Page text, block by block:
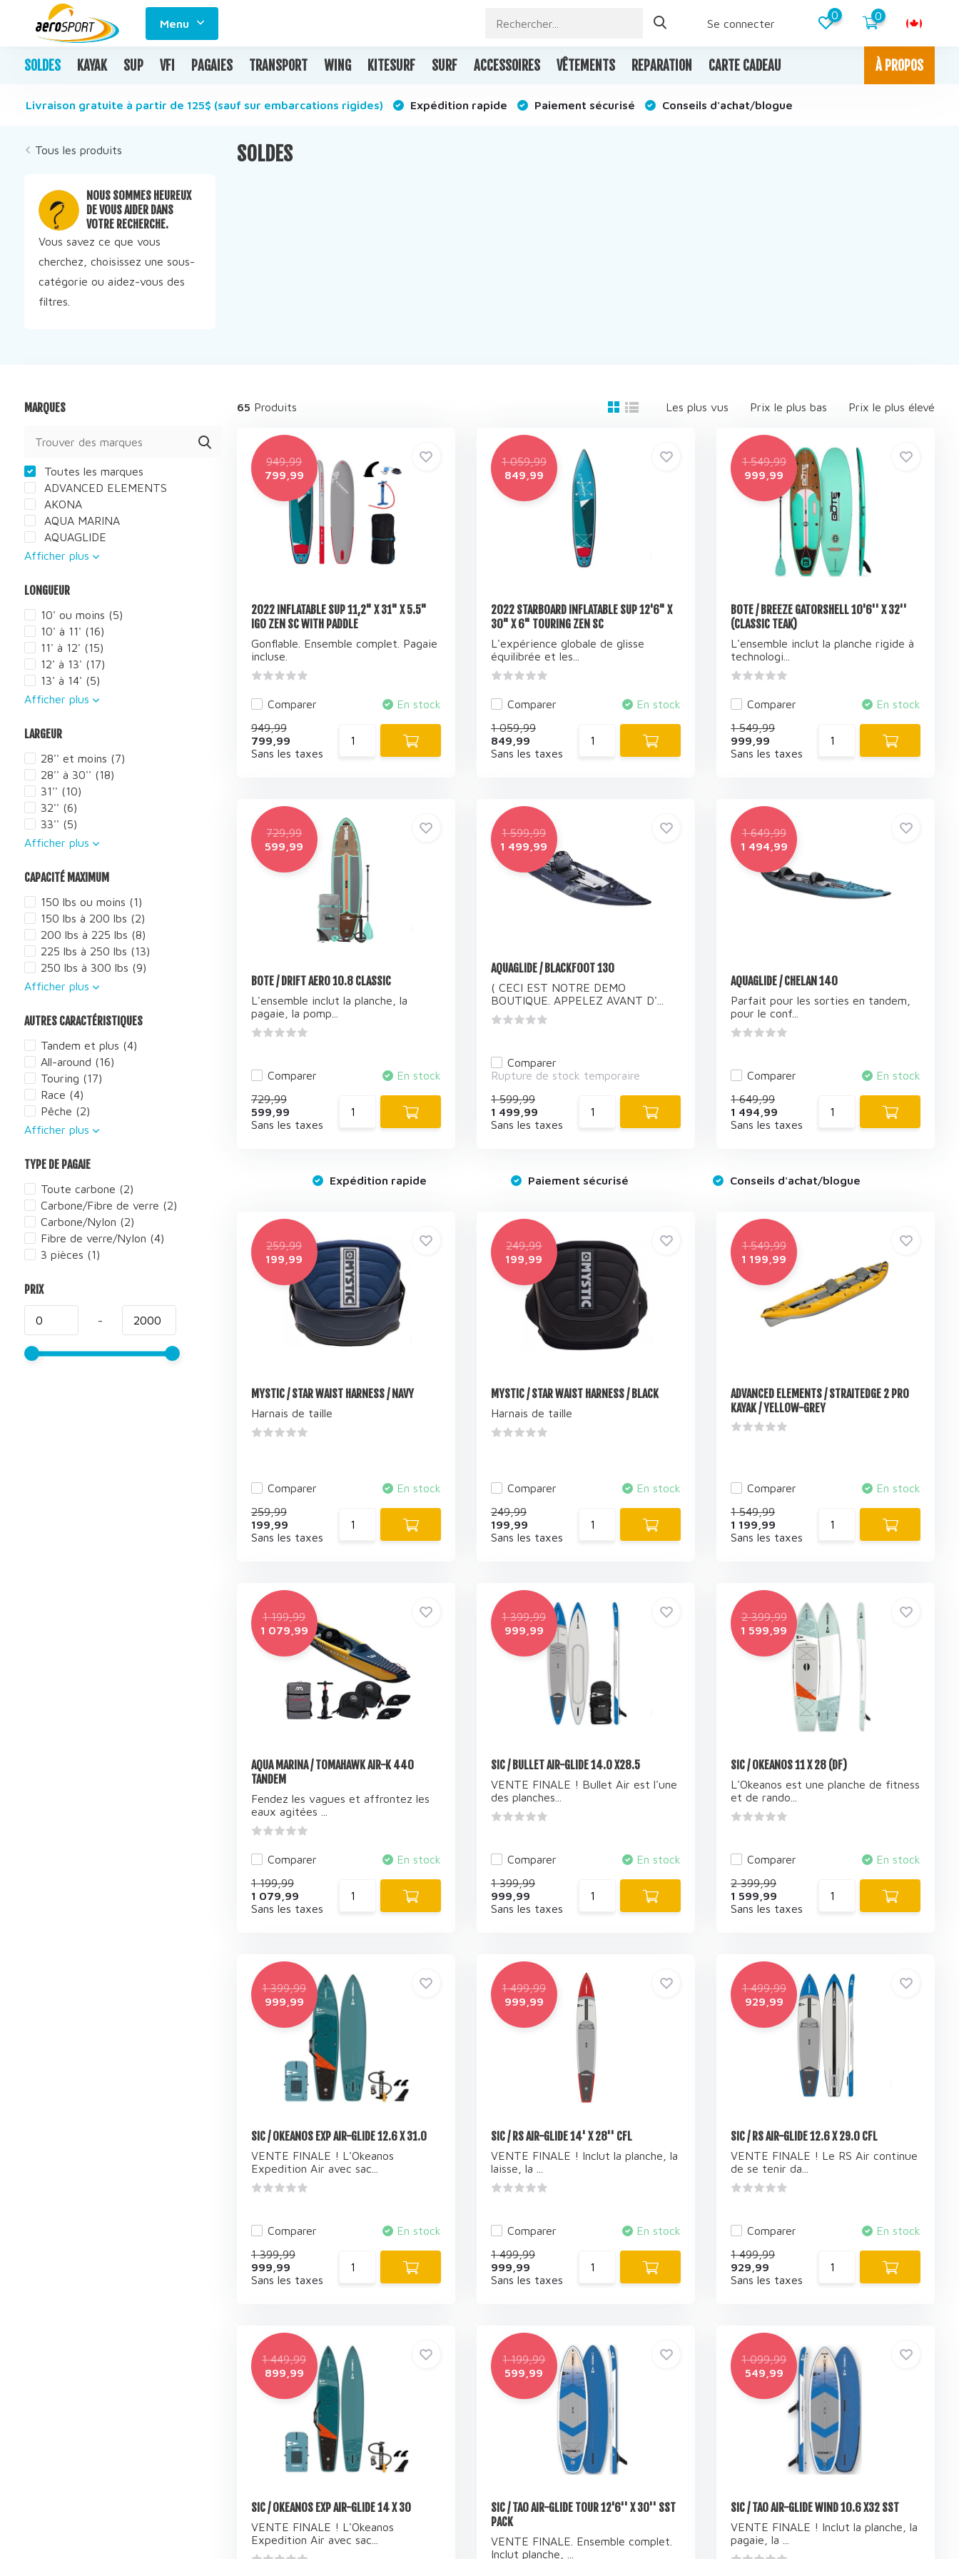
Menu Se connecter
0 0
SOLDES KAYAK SUP VFI PAGAIES TRANSPORT WING KITESURF SURF ACCESSOIRES VÊTEMENTS REPARATION CARTE CADEAU À PROPOS
Livraison gratuite à partir de 125$ (sauf sur embarcations rigides) Expédition rapide Paiement sécurisé Conseils d'achat/blogue
Tous les produits
NOUS SOMMES HEUREUX
DE VOUS AIDER DANS
VOTRE RECHERCHE.
Vous savez ce que vous
cherchez, choisissez une sous-
catégorie ou aidez-vous des
filtres.
SOLDES
MARQUES
Toutes les marques
ADVANCED ELEMENTS
AKONA
AQUA MARINA
AQUAGLIDE
Afficher plus
LONGUEUR
10' ou moins (5)
10' à 11' (16)
11' à 12' (15)
12' à 13' (17)
13' à 14' (5)
Afficher plus
LARGEUR
28'' et moins (7)
28'' à 30'' (18)
31'' (10)
32'' (6)
33'' (5)
Afficher plus
CAPACITÉ MAXIMUM
150 lbs ou moins (1)
150 lbs à 200 lbs (2)
200 lbs à 225 lbs (8)
225 lbs à 250 lbs (13)
250 lbs à 300 lbs (9)
Afficher plus
AUTRES CARACTÉRISTIQUES
Tandem et plus (4)
All-around (16)
Touring (17)
Race (4)
Pêche (2)
Afficher plus
TYPE DE PAGAIE
Toute carbone (2)
Carbone/Fibre de verre (2)
Carbone/Nylon (2)
Fibre de verre/Nylon (4)
3 pièces (1)
PRIX
-
65 Produits Les plus vus Prix le plus bas Prix le plus élevé
949,99
799,99
2022 INFLATABLE SUP 11,2" X 31" X 5.5"
IGO ZEN SC WITH PADDLE
Gonflable. Ensemble complet. Pagaie
incluse.
Comparer
En stock
949,99
799,99
Sans les taxes
1 059,99
849,99
2022 STARBOARD INFLATABLE SUP 12'6" X
30" X 6" TOURING ZEN SC
L'expérience globale de glisse
équilibrée et les...
Comparer
En stock
1 059,99
849,99
Sans les taxes
1 549,99
999,99
BOTE / BREEZE GATORSHELL 10'6'' X 32''
(CLASSIC TEAK)
L'ensemble inclut la planche rigide à
technologi...
Comparer
En stock
1 549,99
999,99
Sans les taxes
729,99
599,99
BOTE / DRIFT AERO 10.8 CLASSIC
L'ensemble inclut la planche, la
pagaie, la pomp...
Comparer
En stock
729,99
599,99
Sans les taxes
1 599,99
1 499,99
AQUAGLIDE / BLACKFOOT 130
( CECI EST NOTRE DEMO
BOUTIQUE. APPELEZ AVANT D'...
Comparer
Rupture de stock temporaire
1 599,99
1 499,99
Sans les taxes
1 649,99
1 494,99
AQUAGLIDE / CHELAN 140
Parfait pour les sorties en tandem,
pour le conf...
Comparer
En stock
1 649,99
1 494,99
Sans les taxes
Expédition rapide Paiement sécurisé Conseils d'achat/blogue
259,99
199,99
MYSTIC / STAR WAIST HARNESS / NAVY
Harnais de taille
Comparer
En stock
259,99
199,99
Sans les taxes
249,99
199,99
MYSTIC / STAR WAIST HARNESS / BLACK
Harnais de taille
Comparer
En stock
249,99
199,99
Sans les taxes
1 549,99
1 199,99
ADVANCED ELEMENTS / STRAITEDGE 2 PRO
KAYAK / YELLOW-GREY
Comparer
En stock
1 549,99
1 199,99
Sans les taxes
1 199,99
1 079,99
AQUA MARINA / TOMAHAWK AIR-K 440
TANDEM
Fendez les vagues et affrontez les
eaux agitées ...
Comparer
En stock
1 199,99
1 079,99
Sans les taxes
1 399,99
999,99
SIC / BULLET AIR-GLIDE 14.0 X28.5
VENTE FINALE ! Bullet Air est l'une
des planches...
Comparer
En stock
1 399,99
999,99
Sans les taxes
2 399,99
1 599,99
SIC / OKEANOS 11 X 28 (DF)
L'Okeanos est une planche de fitness
et de rando...
Comparer
En stock
2 399,99
1 599,99
Sans les taxes
1 399,99
999,99
SIC / OKEANOS EXP AIR-GLIDE 12.6 X 31.0
VENTE FINALE ! L'Okeanos
Expedition Air avec sac...
Comparer
En stock
1 399,99
999,99
Sans les taxes
1 499,99
999,99
SIC / RS AIR-GLIDE 14' X 28'' CFL
VENTE FINALE ! Inclut la planche, la
laisse, la ...
Comparer
En stock
1 499,99
999,99
Sans les taxes
1 499,99
929,99
SIC / RS AIR-GLIDE 12.6 X 29.0 CFL
VENTE FINALE ! Le RS Air continue
de se tenir da...
Comparer
En stock
1 499,99
929,99
Sans les taxes
1 449,99
899,99
SIC / OKEANOS EXP AIR-GLIDE 14 X 30
VENTE FINALE ! L'Okeanos
Expedition Air avec sac...
1 199,99
599,99
SIC / TAO AIR-GLIDE TOUR 12'6'' X 30'' SST
PACK
VENTE FINALE. Ensemble complet.
Inclut planche, ...
1 099,99
549,99
SIC / TAO AIR-GLIDE WIND 10.6 X32 SST
VENTE FINALE ! Inclut la planche, la
pagaie, la ...